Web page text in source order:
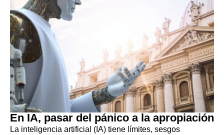
En IA, pasar del pánico a la apropiación
La inteligencia artificial (IA) tiene límites, sesgos